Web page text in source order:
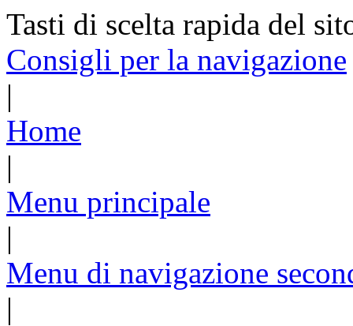
Tasti di scelta rapida del
Consigli per la navigazione
|
Home
|
Menu principale
|
Menu di navigazione
|